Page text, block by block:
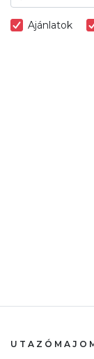
Ajánlatok